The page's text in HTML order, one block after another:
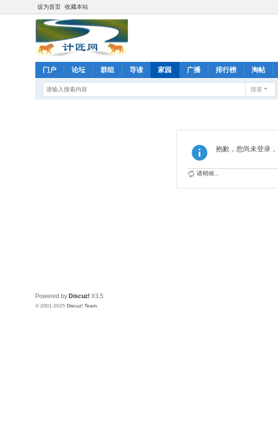
设为首页 收藏本站
门户 论坛 群组 导读 家园 广播 排行榜 淘帖
搜索
抱歉，您尚未登录
请稍候...
Powered by Discuz! X3.5
© 2001-2025 Discuz! Team